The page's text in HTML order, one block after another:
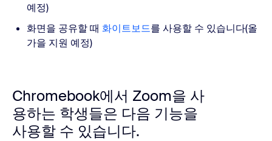
예정)
화면을 공유할 때 화이트보드를 사용할 수 있습니다(올
가을 지원 예정)
Chromebook에서 Zoom을 사
용하는 학생들은 다음 기능을
사용할 수 있습니다.